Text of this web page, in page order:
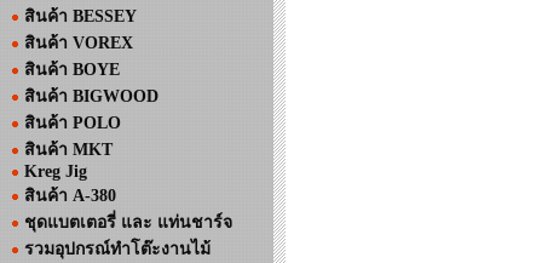
สินค้า BESSEY
สินค้า VOREX
สินค้า BOYE
สินค้า BIGWOOD
สินค้า POLO
สินค้า MKT
Kreg Jig
สินค้า A-380
ชุดแบตเตอรี่ และ แท่นชาร์จ
รวมอุปกรณ์ทำโต๊ะงานไม้